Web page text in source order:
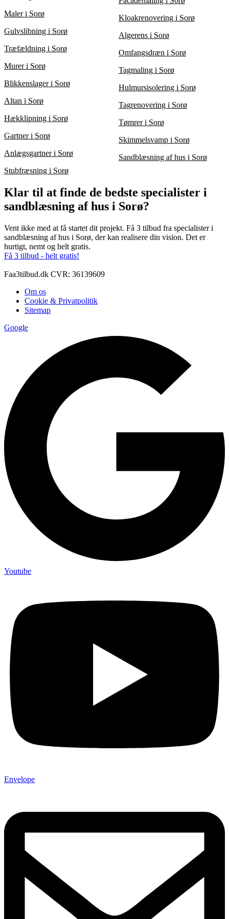
Maler i Sorø
Gulvslibning i Sorø
Træfældning i Sorø
Murer i Sorø
Blikkenslager i Sorø
Altan i Sorø
Hækklipning i Sorø
Gartner i Sorø
Anlægsgartner i Sorø
Stubfræsning i Sorø
Kloakrenovering i Sorø
Algerens i Sorø
Omfangsdræn i Sorø
Tagmaling i Sorø
Hulmursisolering i Sorø
Tagrenovering i Sorø
Tømrer i Sorø
Skimmelsvamp i Sorø
Sandblæsning af hus i Sorø
Klar til at finde de bedste specialister i
sandblæsning af hus i Sorø?
Vent ikke med at få startet dit projekt. Få 3 tilbud fra specialister i
sandblæsning af hus i Sorø, der kan realisere din vision. Det er
hurtigt, nemt og helt gratis.
Få 3 tilbud - helt gratis!
Faa3tilbud.dk CVR: 36139609
Om os
Cookie & Privatpolitik
Sitemap
Google
Youtube
Envelope